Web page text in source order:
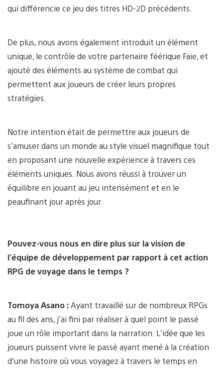
qui différencie ce jeu des titres HD-2D précédents.
De plus, nous avons également introduit un élément
unique, le contrôle de votre partenaire féérique Faie, et
ajouté des éléments au système de combat qui
permettent aux joueurs de créer leurs propres
stratégies.
Notre intention était de permettre aux joueurs de
s’amuser dans un monde au style visuel magnifique tout
en proposant une nouvelle expérience à travers ces
éléments uniques. Nous avons réussi à trouver un
équilibre en jouant au jeu intensément et en le
peaufinant jour après jour.
Pouvez-vous nous en dire plus sur la vision de
l’équipe de développement par rapport à cet action
RPG de voyage dans le temps ?
Tomoya Asano :Ayant travaillé sur de nombreux RPGs
au fil des ans, j’ai fini par réaliser à quel point le passé
joue un rôle important dans la narration. L’idée que les
joueurs puissent vivre le passé ayant mené à la création
d’une histoire où vous voyagez à travers le temps en